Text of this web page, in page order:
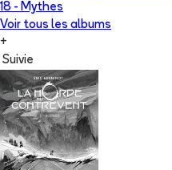
18 - Mythes
Voir tous les albums
+
Suivie